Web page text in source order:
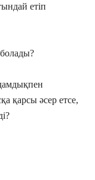
етіп
қарсы әсер етсе,